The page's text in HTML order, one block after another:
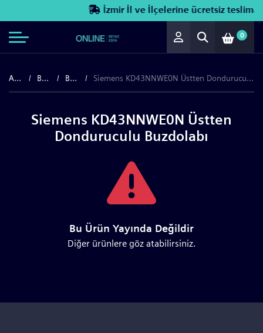
İzmir İl ve İlçelerine ücretsiz teslimat!
0
Anasayfa Beyaz Eşya Buzdolapları Siemens KD43NNWE0N Üstten Donduruculu Buzdolabı
Siemens KD43NNWE0N Üstten
Donduruculu Buzdolabı
Bu Ürün Yayında Değildir
Diğer ürünlere göz atabilirsiniz.